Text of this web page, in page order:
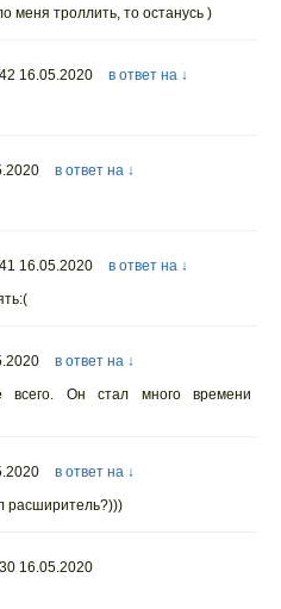
меня троллить, то останусь )
16.05.2020
в ответ на ↓
в ответ на ↓
16.05.2020
в ответ на ↓
в ответ на ↓
всего. Он стал много времени
в ответ на ↓
расширитель?)))
16.05.2020